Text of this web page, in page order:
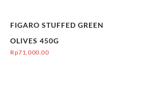
FIGARO STUFFED GREEN
OLIVES 450G
Rp71,000.00